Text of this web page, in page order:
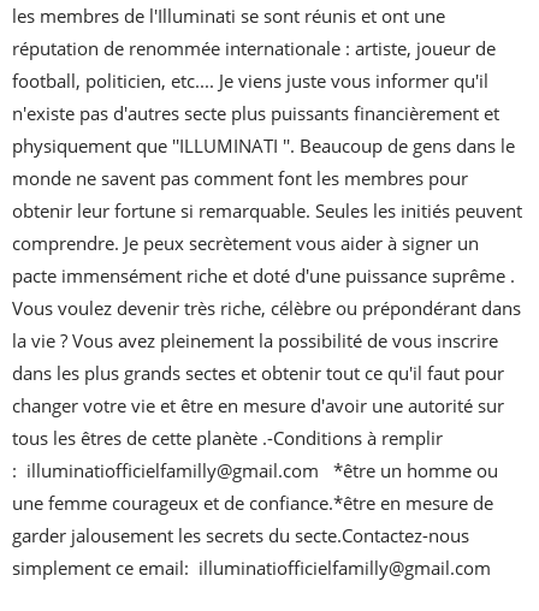
les membres de l'Illuminati se sont réunis et ont une
réputation de renommée internationale : artiste, joueur de
football, politicien, etc.... Je viens juste vous informer qu'il
n'existe pas d'autres secte plus puissants financièrement et
physiquement que ''ILLUMINATI ''. Beaucoup de gens dans le
monde ne savent pas comment font les membres pour
obtenir leur fortune si remarquable. Seules les initiés peuvent
comprendre. Je peux secrètement vous aider à signer un
pacte immensément riche et doté d'une puissance suprême .
Vous voulez devenir très riche, célèbre ou prépondérant dans
la vie ? Vous avez pleinement la possibilité de vous inscrire
dans les plus grands sectes et obtenir tout ce qu'il faut pour
changer votre vie et être en mesure d'avoir une autorité sur
tous les êtres de cette planète .-Conditions à remplir
:  illuminatiofficielfamilly@gmail.com   *être un homme ou
une femme courageux et de confiance.*être en mesure de
garder jalousement les secrets du secte.Contactez-nous
simplement ce email:  illuminatiofficielfamilly@gmail.com